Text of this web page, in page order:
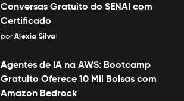
Conversas Gratuito do SENAI com
Certificado
Posted
por Alexia Silva
Agentes de IA na AWS: Bootcamp
Gratuito Oferece 10 Mil Bolsas com
Amazon Bedrock